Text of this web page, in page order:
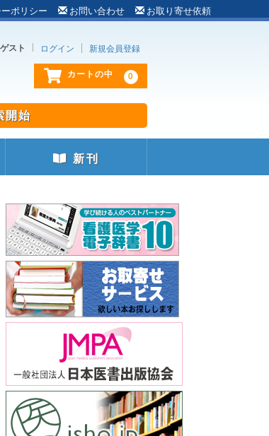
ポリシー お問い合わせ お取り寄せ依頼
ゲスト ログイン 新規会員登録
カートの中 0
新刊